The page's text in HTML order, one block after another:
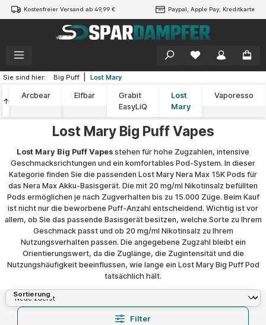
springen
Kostenfreier Versand ab 49,99 € Paypal, Apple Pay, Kreditkarte
Sie sind hier: Big Puff Lost Mary
↑
Arcbear Elfbar
Grabit
EasyLiQ
Lost
Mary
Vaporesso
Lost Mary Big Puff Vapes
Lost Mary Big Puff Vapes stehen für hohe Zugzahlen, intensive
Geschmacksrichtungen und ein komfortables Pod-System. In dieser
Kategorie finden Sie die passenden Lost Mary Nera Max 15K Pods für
das Nera Max Akku-Basisgerät. Die mit 20 mg/ml Nikotinsalz befüllten
Pods ermöglichen je nach Zugverhalten bis zu 15.000 Züge. Beim Kauf
ist nicht nur die beworbene Puff-Anzahl entscheidend. Wichtig ist vor
allem, ob Sie das passende Basisgerät besitzen, welche Sorte zu Ihrem
Geschmack passt und ob 20 mg/ml Nikotinsalz zu Ihrem
Nutzungsverhalten passen. Die angegebene Zugzahl bleibt ein
Orientierungswert, da die Zuglänge, die Zugintensität und die
Nutzungshäufigkeit beeinflussen, wie lange ein Lost Mary Big Puff Pod
tatsächlich hält.
Sortierung
Filter